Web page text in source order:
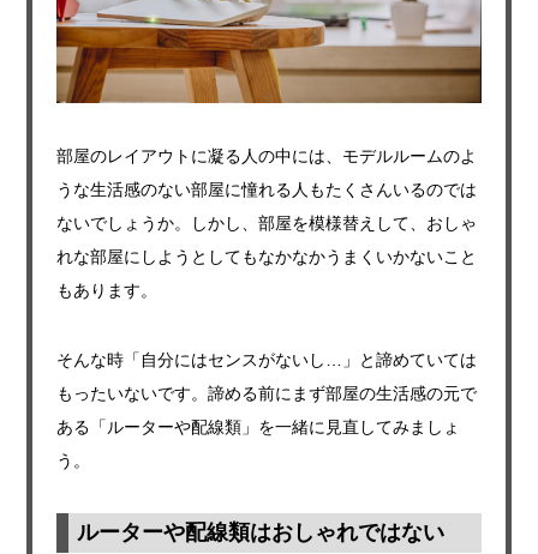
部屋のレイアウトに凝る人の中には、モデルルームのよ
うな生活感のない部屋に憧れる人もたくさんいるのでは
ないでしょうか。しかし、部屋を模様替えして、おしゃ
れな部屋にしようとしてもなかなかうまくいかないこと
もあります。
そんな時「自分にはセンスがないし…」と諦めていては
もったいないです。諦める前にまず部屋の生活感の元で
ある「ルーターや配線類」を一緒に見直してみましょ
う。
ルーターや配線類はおしゃれではない